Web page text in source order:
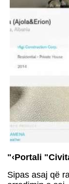
"‹Portali
Sipas asaj që